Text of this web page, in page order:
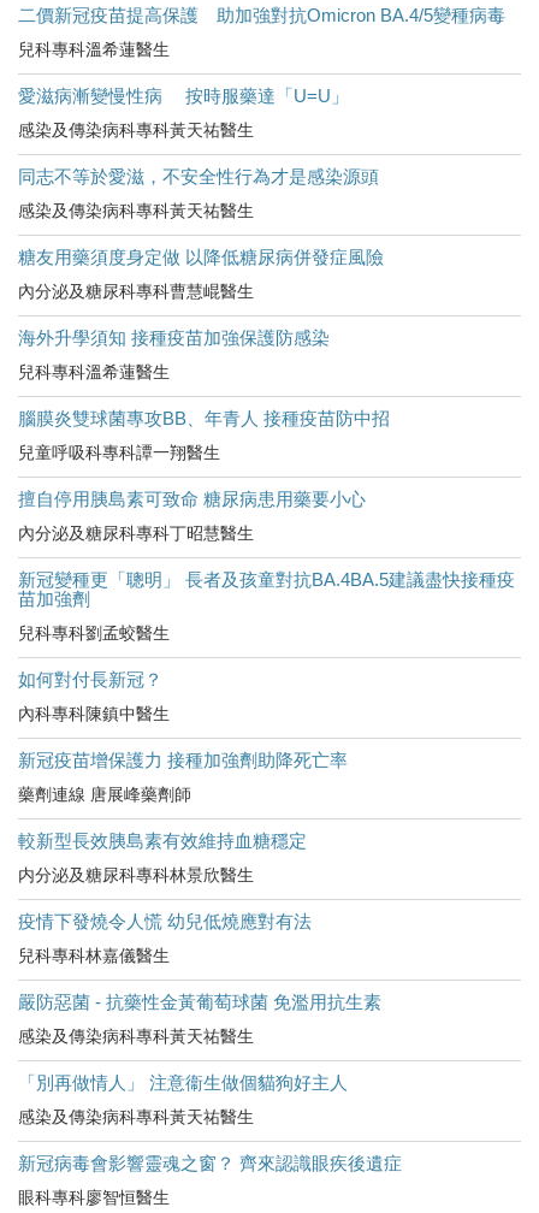
二價新冠疫苗提高保護 助加強對抗Omicron BA.4/5變種病毒
兒科專科溫希蓮醫生
愛滋病漸變慢性病 按時服藥達「U=U」
感染及傳染病科專科黃天祐醫生
同志不等於愛滋，不安全性行為才是感染源頭
感染及傳染病科專科黃天祐醫生
糖友用藥須度身定做 以降低糖尿病併發症風險
內分泌及糖尿科專科曹慧崐醫生
海外升學須知 接種疫苗加強保護防感染
兒科專科溫希蓮醫生
腦膜炎雙球菌專攻BB、年青人 接種疫苗防中招
兒童呼吸科專科譚一翔醫生
擅自停用胰島素可致命 糖尿病患用藥要小心
內分泌及糖尿科專科丁昭慧醫生
新冠變種更「聰明」 長者及孩童對抗BA.4BA.5建議盡快接種疫
苗加強劑
兒科專科劉孟蛟醫生
如何對付長新冠？
內科專科陳鎮中醫生
新冠疫苗增保護力 接種加強劑助降死亡率
藥劑連線 唐展峰藥劑師
較新型長效胰島素有效維持血糖穩定
内分泌及糖尿科專科林景欣醫生
疫情下發燒令人慌 幼兒低燒應對有法
兒科專科林嘉儀醫生
嚴防惡菌 - 抗藥性金黃葡萄球菌 免濫用抗生素
感染及傳染病科專科黃天祐醫生
「別再做情人」 注意衞生做個貓狗好主人
感染及傳染病科專科黃天祐醫生
新冠病毒會影響靈魂之窗？ 齊來認識眼疾後遺症
眼科專科廖智恒醫生